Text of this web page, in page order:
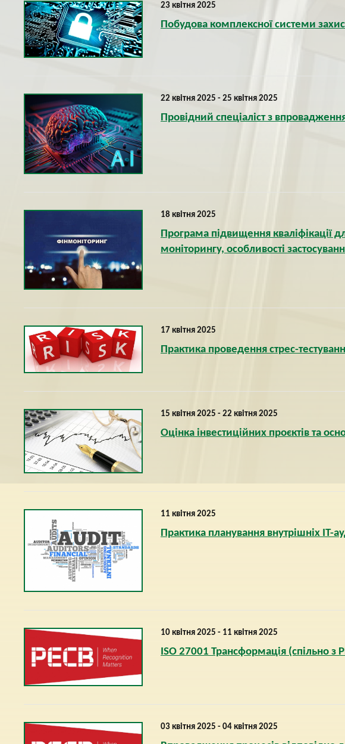
23 квітня 2025
Побудова комплексної системи
22 квітня 2025 - 25 квітня 2025
Провідний спеціаліст з
18 квітня 2025
Програма підвищення кваліфікації
моніторингу, особливості
17 квітня 2025
Практика проведення стрес-
15 квітня 2025 - 22 квітня 2025
Оцінка інвестиційних проєктів та
11 квітня 2025
Практика планування внутрішніх
10 квітня 2025 - 11 квітня 2025
ISO 27001 Трансформація (спільно з
03 квітня 2025 - 04 квітня 2025